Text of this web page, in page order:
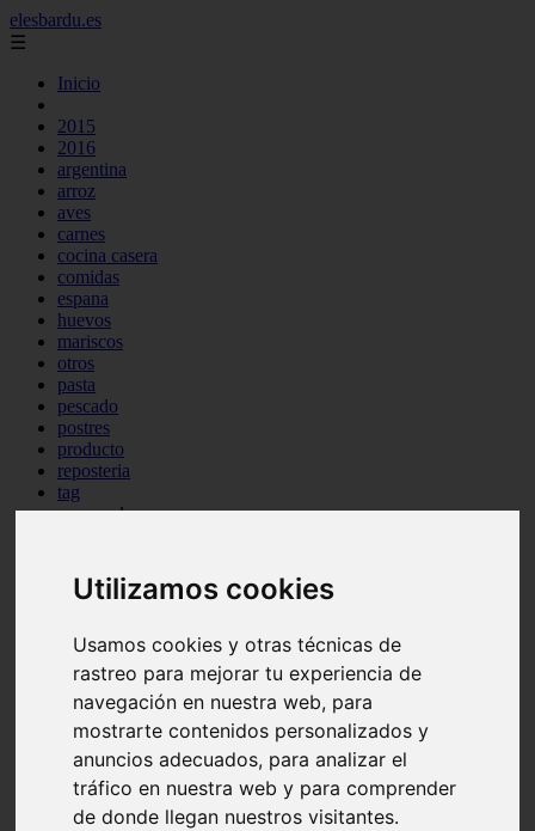
Utilizamos cookies
Usamos cookies y otras técnicas de
rastreo para mejorar tu experiencia de
navegación en nuestra web, para
mostrarte contenidos personalizados y
anuncios adecuados, para analizar el
tráfico en nuestra web y para comprender
de donde llegan nuestros visitantes.
elesbardu.es
☰
Inicio
2015
2016
argentina
arroz
aves
carnes
cocina casera
comidas
espana
huevos
mariscos
otros
pasta
pescado
postres
producto
reposteria
tag
venezuela
Madrid - pozuelo-de-alarcón
Teruel - sarrión
Illes-balears - inca
Madrid - madrid
Málaga - torremolinos
Asturias - oviedo
Cádiz - el-puerto-de-santa-maría
Asturias - aller
Toledo - illescas
álava - vitoria-gasteiz
Málaga - marbella